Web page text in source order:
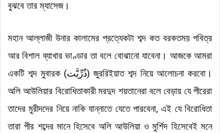
বুঝবে তার ম্যাসেজ।
মহান আল্লাজী উনার কালামের প্রত্যেকটা শব্দ কত বরকতময় পবিত্র
আর বিশাল ব্যাখার ভাণ্ডার তা বলে বোঝানো যাবেনা । আজকে আমরা
একটি শব্দ মুবারক (ذُرِّیَّت) জুররিইয়াত শব্দ নিয়ে আলোচনা করবো ।
অলি আউলিয়ার বিরোধিতাকারী মরদুদ শয়তানেরা বলে বেড়ায় যে পীরেরা
তাদের মুরীদদের নিয়ে নাকি যান্নাতে যেতে পারবেনা, এই যে বিরোধিতা
তারা পীর শব্দের মানে হিসেবে অলি আউলিয়া ও মুর্শিদ হিসেবেই মনে